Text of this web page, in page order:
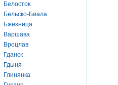
Белосток
Бельско-Биала
Бжезница
Варшава
Вроцлав
Гданск
Гдыня
Глинянка